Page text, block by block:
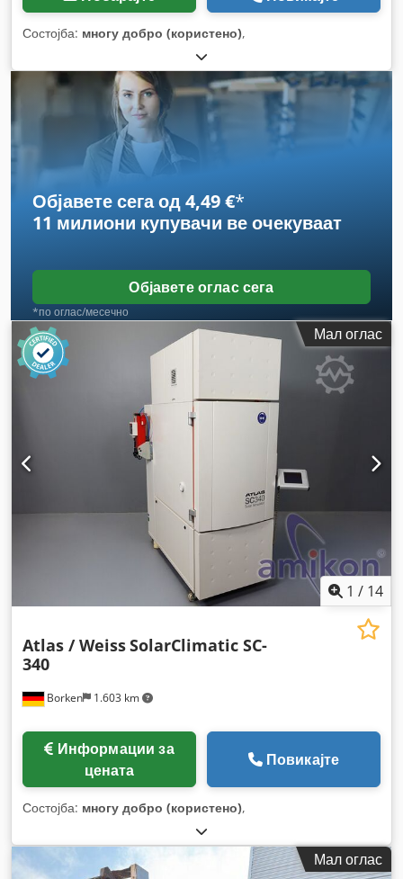
Состојба: многу добро (користено),
Објавете сега од 4,49 €*
11 милиони купувачи ве очекуваат
Објавете оглас сега
*по оглас/месечно
Мал оглас
1 / 14
Borken 1.603 km
Atlas / WeissSolarClimatic SC-
340
цената
Повикајте
Состојба: многу добро (користено),
Мал оглас